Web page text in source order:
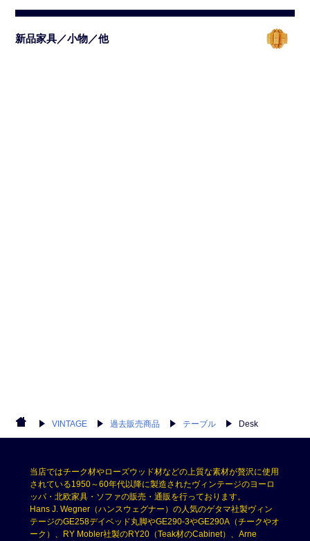
新品家具／小物／他
VINTAGE 過去販売商品 テーブル Desk
当店ではチーク材やローズウッド材などの上質な素材が贅沢に使用
されている1950～60年代以降に製造されたヴィンテージのヨーロ
ッパ・北欧家具・ソファの販売・通販を行っております。
Hans J. Wegner（ハンスウェグナー）の人気のゲタマ社製ヴィン
テージのGE258デイベッド丸脚やGE290-3やGE290A（チークやオ
ーク）、RY Mobler社製のRY20（Teak材のCabinet）、Arne